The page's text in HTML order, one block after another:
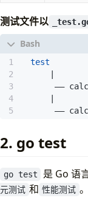
测试文件以
test
|
|
——
2. go test
go test 是 Go 语
元测试 和 性能测试 。